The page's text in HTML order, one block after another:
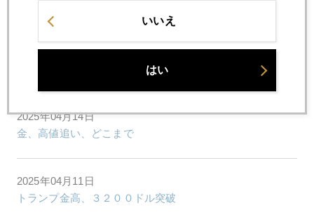
国際金価格、３３００ドル視野
2025年04月15日
３２００ドル超え、やっと一服
2025年04月14日
金、高値追い、どこまで
2025年04月11日
トランプ金高、３２００ドル突破
いいえ
はい